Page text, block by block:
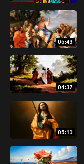
05:43
04:37
05:10